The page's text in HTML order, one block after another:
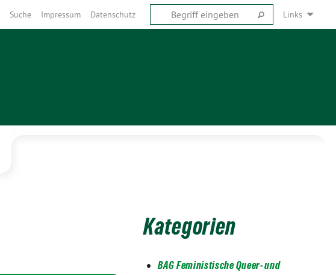
Links
Suche Impressum Datenschutz
Kategorien
BAG Feministische Queer- und